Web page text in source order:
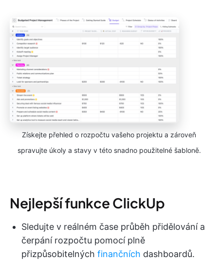
Získejte přehled o rozpočtu vašeho projektu a zároveň
spravujte úkoly a stavy v této snadno použitelné šabloně.
Nejlepší funkce ClickUp
Sledujte v reálném čase průběh přidělování a
čerpání rozpočtu pomocí plně
přizpůsobitelných finančních dashboardů.